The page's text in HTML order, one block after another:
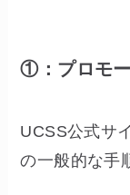
①：プロモ
UCSS公式サ
の一般的な手